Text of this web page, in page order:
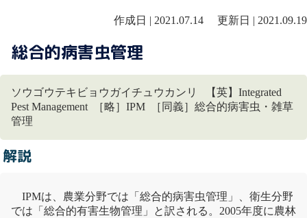
作成日 | 2021.07.14 更新日 | 2021.09.19
総合的病害虫管理
ソウゴウテキビョウガイチュウカンリ 【英】Integrated
Pest Management ［略］IPM ［同義］総合的病害虫・雑草
管理
解説
IPMは、農業分野では「 総合的病害虫管理 」、衛生分野
では「総合的有害生物管理」と訳される。2005年度に農林